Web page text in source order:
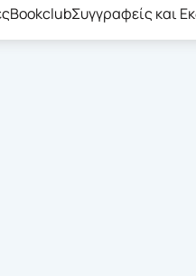
BookclubΣυγγραφείς και